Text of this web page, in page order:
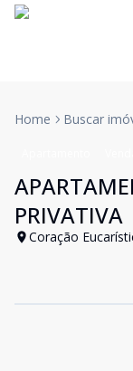
Home Buscar
PRIVATIVA
Coração